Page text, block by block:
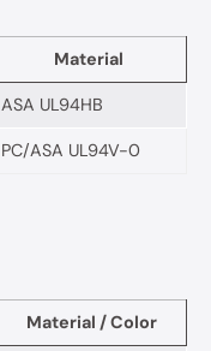
Material
ASA UL94HB
PC/ASA UL94V-0
Material / Color